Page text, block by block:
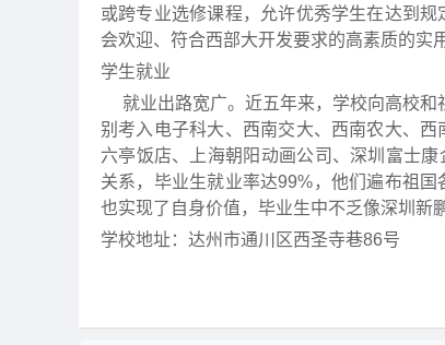
或跨专业选修课程，允许优秀学生在达到
会欢迎、符合西部大开发要求的高素质的实
学生就业
就业出路宽广。近五年来，学校向高校和
别考入电子科大、西南交大、西南农大、
六亭饭店、上海朝阳动画公司、深圳富士
关系，毕业生就业率达99%，他们遍布祖
也实现了自身价值，毕业生中不乏像深圳新
学校地址：达州市通川区西圣寺巷86号